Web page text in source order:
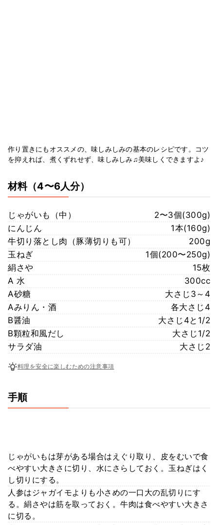
作り置きにもオススメの、味しみしみの基本のレシピです。コツ
を抑えれば、煮くずれせず、味しみしみ♫美味しくできますよ♪
材料（4〜6人分）
じゃがいも（中）
2〜3個(300g)
にんじん
1本(160g)
牛切り落とし肉（豚薄切りも可）
200g
玉ねぎ
1個(200〜250g)
絹さや
15枚
A 水
300cc
A砂糖
大さじ3～4
Aみりん・酒
各大さじ4
B醤油
大さじ4と1/2
B顆粒和風だし
大さじ1/2
サラダ油
大さじ2
料理を安全に楽しむための注意事項
手順
じゃがいもは芽がある場合はえぐり取り、皮をむいで食
べやすい大きさに切り、水にさらしておく。玉ねぎはく
し切りにする。
人参はジャガイモよりも小さめの一口大の乱切りにす
る。絹さやは筋を取っておく。牛肉は食べやすい大きさ
に切る。